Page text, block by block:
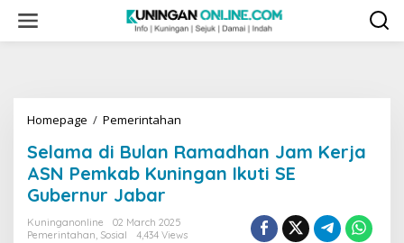
content
Homepage / Pemerintahan
Bulan
Ramadhan
Jam
Pemkab
Selama di Bulan Ramadhan Jam Kerja
ASN Pemkab Kuningan Ikuti SE
Gubernur Jabar
Kuninganonline
02 March 2025
Pemerintahan, Sosial 4,434 Views